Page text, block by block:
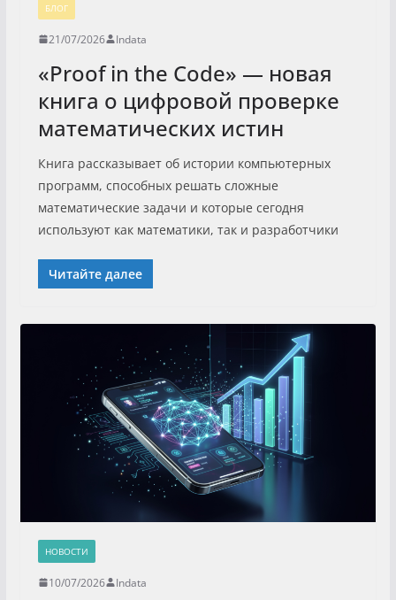
БЛОГ
21/07/2026 Indata
«Proof in the Code» — новая
книга о цифровой проверке
математических истин
Книга рассказывает об истории компьютерных
программ, способных решать сложные
математические задачи и которые сегодня
используют как математики, так и разработчики
Читайте далее
НОВОСТИ
10/07/2026 Indata